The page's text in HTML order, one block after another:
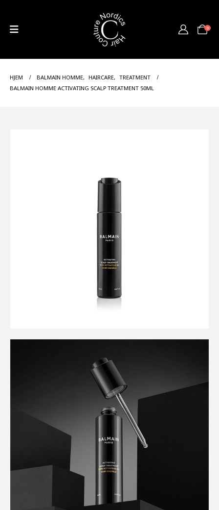
0
HJEM BALMAIN HOMME, HAIRCARE, TREATMENT
BALMAIN HOMME ACTIVATING SCALP TREATMENT 50ML